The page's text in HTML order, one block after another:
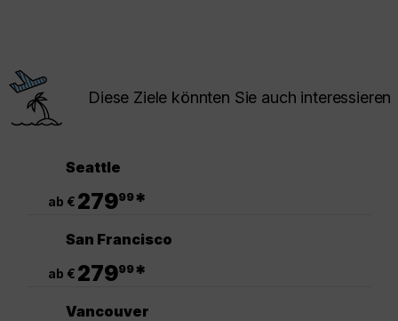
Diese Ziele könnten Sie auch interessieren
Seattle
ab € 27999*
San Francisco
ab € 27999*
Vancouver